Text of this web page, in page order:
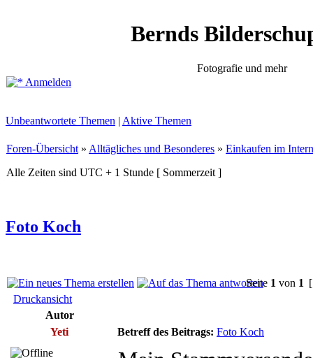
Bernds
Fotografie und mehr
Anmelden
Unbeantwortete Themen | Aktive Themen
Foren-Übersicht » Alltägliches und Besonderes » Einkaufen im
Alle Zeiten sind UTC + 1 Stunde [ Sommerzeit ]
Foto Koch
Seite 1 von 1
Druckansicht
Autor
Yeti
Betreff des Beitrags: Foto Koch